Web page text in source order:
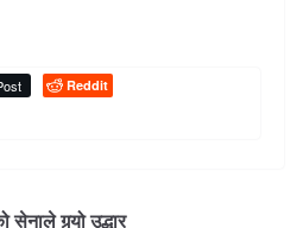
Reddit
सेनाले गर्‍यो उद्धार